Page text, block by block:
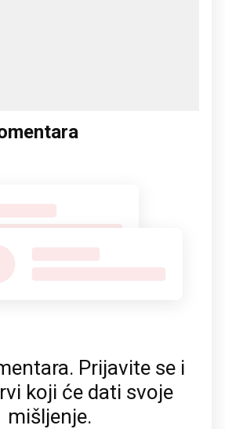
Prijavite se i
koji će dati svoje
mišljenje.